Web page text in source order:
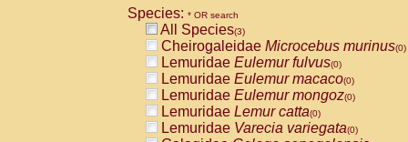
AtelidaeAlouatta
AtelidaeAteles belzebuth
AtelidaeAteles geoffroyi(0)
AtelidaeAteles paniscus(0)
AtelidaeAtelesspp. (0)
AtelidaeLagothrix lagothricha(0)
AtelidaeLagothrix lagothricha cana
PitheciidaeCacajao calvus
Species: * OR search
All Species(3)
Cheirogaleidae Microcebus murinus(0)
Lemuridae Eulemur fulvus(0)
Lemuridae Eulemur macaco(0)
Lemuridae Eulemur mongoz(0)
Lemuridae Lemur catta(0)
Lemuridae Varecia variegata(0)